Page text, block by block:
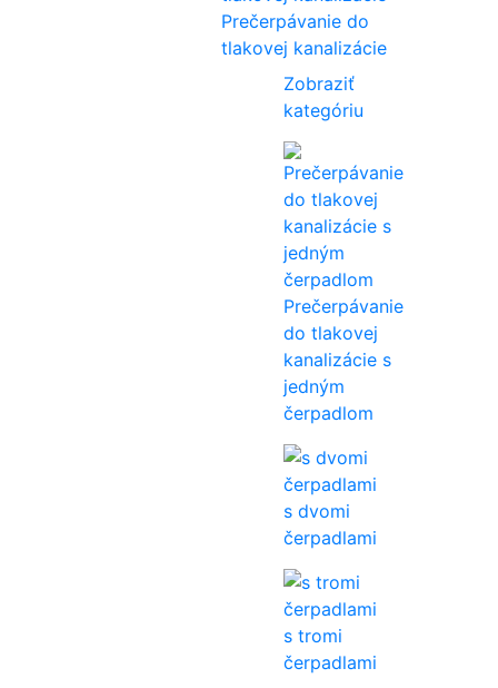
Prečerpávanie do
tlakovej kanalizácie
Zobraziť
kategóriu
Prečerpávanie
do tlakovej
kanalizácie s
jedným
čerpadlom
s dvomi
čerpadlami
s tromi
čerpadlami